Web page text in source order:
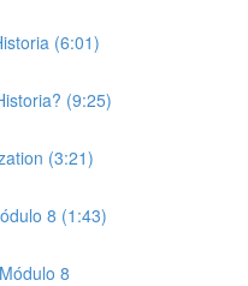
(6:01)
(9:25)
(3:21)
8 (1:43)
8